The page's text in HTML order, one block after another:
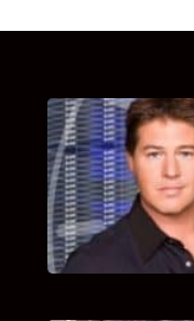
Bekijk hier de
van Bricks